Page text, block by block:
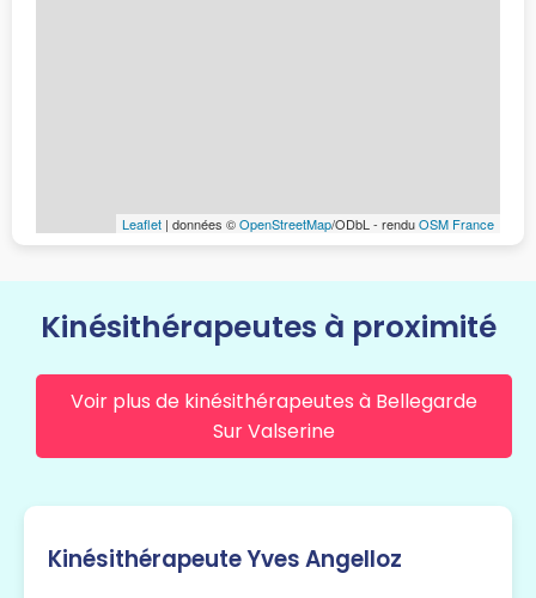
Leaflet | données ©OpenStreetMap/ODbL - renduOSM France
Kinésithérapeutes à proximité
Voir plus de kinésithérapeutes à Bellegarde
Sur Valserine
Kinésithérapeute Yves Angelloz